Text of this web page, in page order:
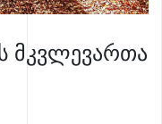
მკვლევართა